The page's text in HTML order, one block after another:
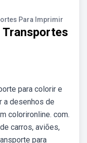
Para Imprimir
Transportes
para colorir e
a desenhos de
colorironline. com.
carros, aviões,
para